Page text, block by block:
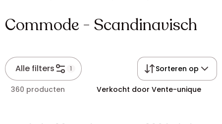
Commode - Scandinavisch
Alle filters 1 Sorteren op
360 producten Verkocht door Vente-unique